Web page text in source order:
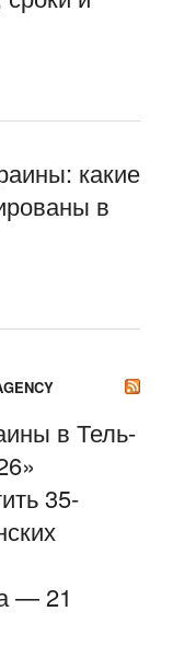
какие
в
в Тель-
35-
— 21